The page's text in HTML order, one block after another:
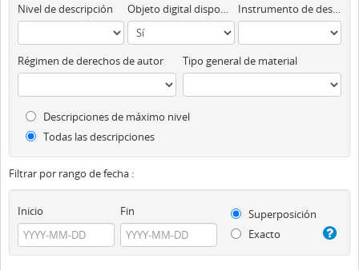
Nivel de descripción Objeto digital disponibles Instrumento de descripción
Régimen de derechos de autor Tipo general de material
Descripciones de máximo nivel
Todas las descripciones
Filtrar por rango de fecha :
Inicio Fin
Superposición
Exacto